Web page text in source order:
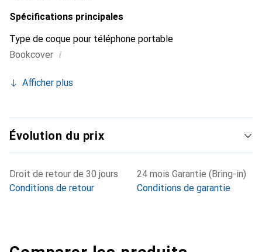
Spécifications principales
Type de coque pour téléphone portable
Bookcover i
Afficher plus
Évolution du prix
Droit de retour de 30 jours
Conditions de retour
24 mois Garantie (Bring-in)
Conditions de garantie